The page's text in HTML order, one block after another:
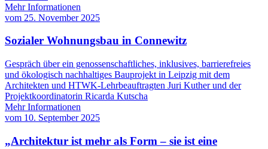
Mehr Informationen
vom 25. November 2025
Sozialer Wohnungsbau in Connewitz
Gespräch über ein genossenschaftliches, inklusives, barrierefreies
und ökologisch nachhaltiges Bauprojekt in Leipzig mit dem
Architekten und HTWK-Lehrbeauftragten Juri Kuther und der
Projektkoordinatorin Ricarda Kutscha
Mehr Informationen
vom 10. September 2025
„Architektur ist mehr als Form – sie ist eine